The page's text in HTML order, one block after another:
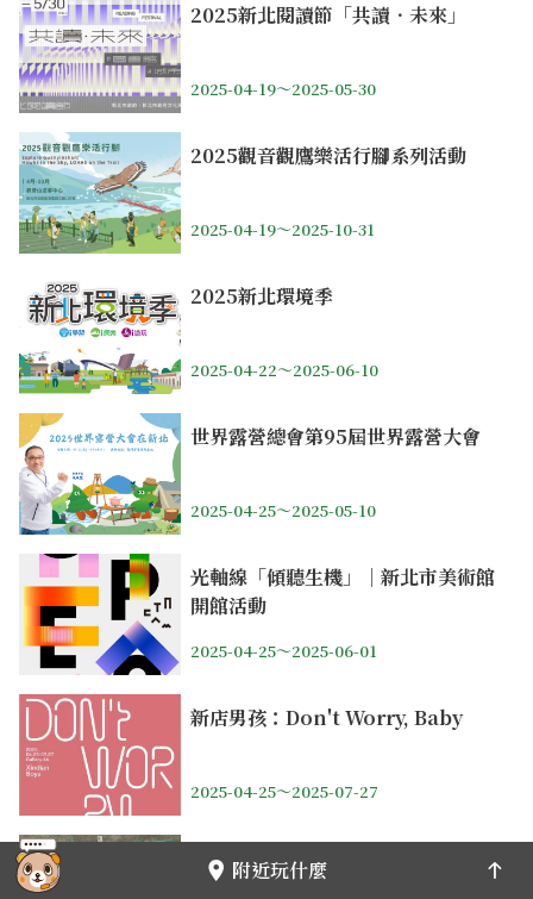
2025新北閱讀節「共讀．未來」
2025-04-19～2025-05-30
2025觀音觀鷹樂活行腳系列活動
2025-04-19～2025-10-31
2025新北環境季
2025-04-22～2025-06-10
世界露營總會第95屆世界露營大會
2025-04-25～2025-05-10
光軸線「傾聽生機」｜新北市美術館
開館活動
2025-04-25～2025-06-01
新店男孩：Don't Worry, Baby
2025-04-25～2025-07-27
「往來／照見」典藏研究展
附近玩什麼